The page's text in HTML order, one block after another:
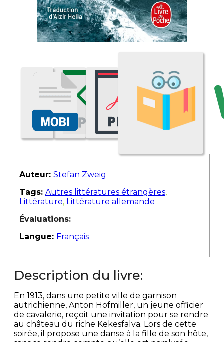
Auteur: Stefan Zweig
Tags: Autres littératures étrangères,
Littérature, Littérature allemande
Évaluations:
Langue: Français
Description du livre:
En 1913, dans une petite ville de garnison
autrichienne, Anton Hofmiller, un jeune officier
de cavalerie, reçoit une invitation pour se rendre
au château du riche Kekesfalva. Lors de cette
soirée, il propose une danse à la fille de son hôte,